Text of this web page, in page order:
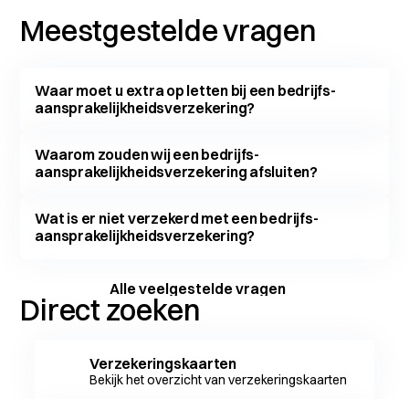
Meestgestelde vragen
Waar moet u extra op letten bij een bedrijfs­
aansprakelijkheids­verzekering?
Waarom zouden wij een bedrijfs­
aansprakelijkheids­verzekering afsluiten?
Wat is er niet verzekerd met een bedrijfs­
aansprakelijkheids­verzekering?
Alle veelgestelde vragen
Direct zoeken
Verzekeringskaarten
Bekijk het overzicht van verzekeringskaarten